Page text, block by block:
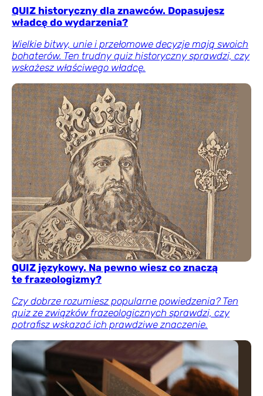
QUIZ historyczny dla znawców. Dopasujesz
władcę do wydarzenia?
Wielkie bitwy, unie i przełomowe decyzje mają swoich
bohaterów. Ten trudny quiz historyczny sprawdzi, czy
wskażesz właściwego władcę.
QUIZ językowy. Na pewno wiesz co znaczą
te frazeologizmy?
Czy dobrze rozumiesz popularne powiedzenia? Ten
quiz ze związków frazeologicznych sprawdzi, czy
potrafisz wskazać ich prawdziwe znaczenie.